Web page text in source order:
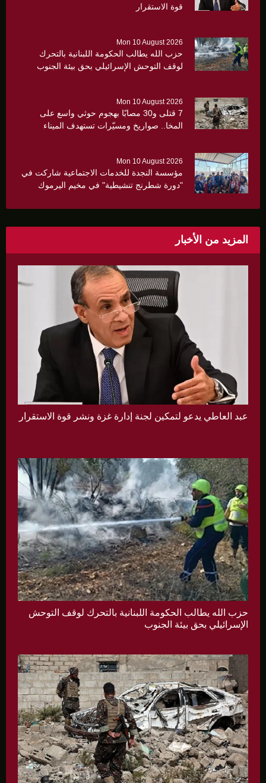
قوة الاستقرار
Mon 10 August 2026
حزب الله يطالب الحكومة اللبنانية بالتحرك
لوقف التوحش الإسرائيلي بحق بيئة الجنوب
Mon 10 August 2026
7 قتلى و30 مصابًا بهجوم حوثي واسع على
المخا.. صواريخ ومسيّرات تستهدف الميناء
Mon 10 August 2026
مؤسسة النجدة للخدمات الاجتماعية شاركت في
"دورة شطرنج تنشيطية" في مخيم اليرموك
المزيد من الأخبار
عبد العاطي يدعو لتمكين لجنة إدارة غزة ونشر قوة الاستقرار
حزب الله يطالب الحكومة اللبنانية بالتحرك لوقف التوحش
الإسرائيلي بحق بيئة الجنوب